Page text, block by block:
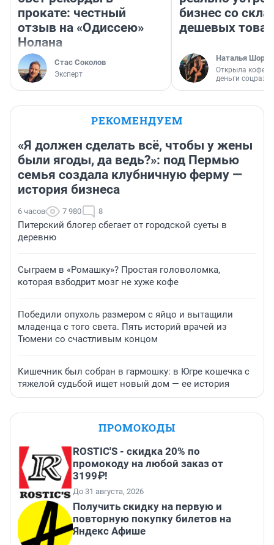
прокате: честный
отзыв на «Одиссею»
Нолана
Стас Соколов
Эксперт
бизнес со
дешевых
Наталья
Открыла
деньги
РЕКОМЕНДУЕМ
«Я должен сделать всё, чтобы у жены
были ягоды, да ведь?»: под Пермью
семья создала клубничную ферму —
история бизнеса
6 часов 7 980 8
Питерский блогер сбегает от городской суеты в
деревню
Сыграем в «Ромашку»? Простая головоломка,
которая взбодрит мозг не хуже кофе
Победили опухоль размером с яйцо и вытащили
младенца с того света. Пять историй врачей из
Тюмени со счастливым концом
Кишечник был собран в гармошку: в Югре кошечка с
тяжелой судьбой ищет новый дом — ее история
ПРОМОКОДЫ
ROSTIC'S - скидка 20% по
промокоду на любой заказ от
3199₽!
До 31 августа, 2026
Получить скидку на первую и
повторную покупку билетов на
Яндекс Афише